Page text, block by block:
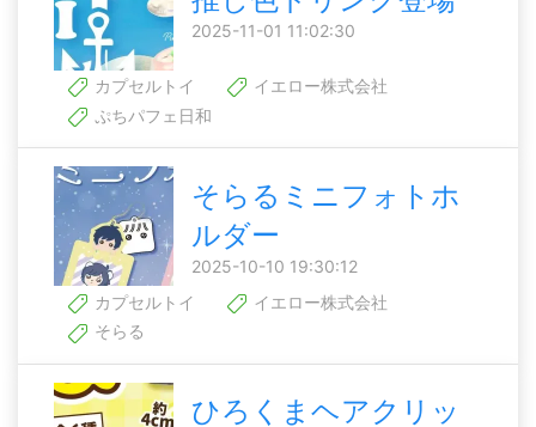
2025-11-01 11:02:30
カプセルトイ
イエロー株式会社
ぷちパフェ日和
そらるミニフォトホ
ルダー
2025-10-10 19:30:12
カプセルトイ
イエロー株式会社
そらる
ひろくまヘアクリッ